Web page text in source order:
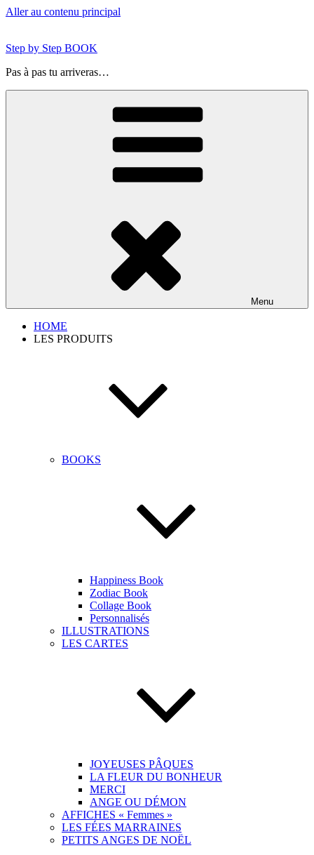
Aller au contenu principal
Step by Step BOOK
Pas à pas tu arriveras…
Menu
HOME
LES PRODUITS
BOOKS
Happiness Book
Zodiac Book
Collage Book
Personnalisés
ILLUSTRATIONS
LES CARTES
JOYEUSES PÂQUES
LA FLEUR DU BONHEUR
MERCI
ANGE OU DÉMON
AFFICHES « Femmes »
LES FÉES MARRAINES
PETITS ANGES DE NOËL